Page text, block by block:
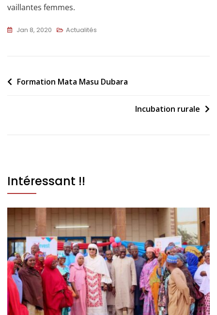
vaillantes femmes.
Jan 8, 2020 Actualités
Formation Mata Masu Dubara
Incubation rurale
Intéressant !!